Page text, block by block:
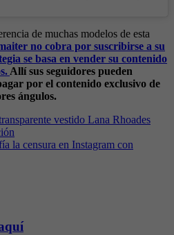
de muchas modelos de esta
no cobra por suscribirse a su
se basa en vender su contenido
Allí sus seguidores pueden
por el contenido exclusivo de
ángulos.
vestido Lana Rhoades
la censura en Instagram con